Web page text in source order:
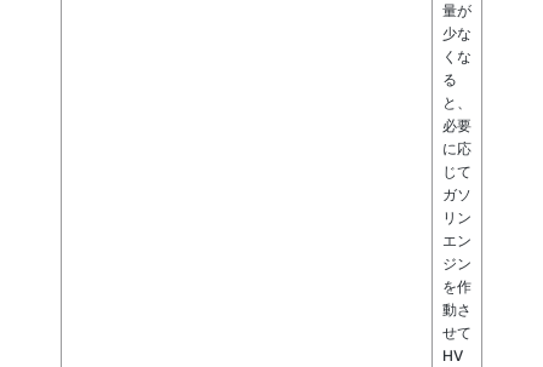
量が
少な
くな
る
と、
必要
に応
じて
ガソ
リン
エン
ジン
を作
動さ
せて
HV